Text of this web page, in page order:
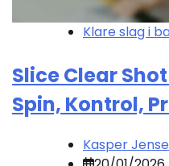
Klare slag i
Slice Clear
Spin, Kontrol,
Kasper